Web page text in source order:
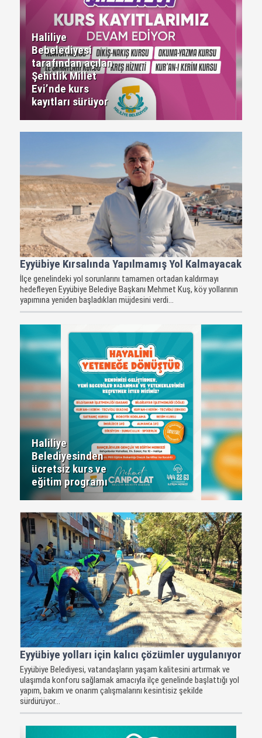
Haliliye
Bebelediyesi
tarafından açılan
Şehitlik Millet
Evi’nde kurs
kayıtları sürüyor
Eyyübiye Kırsalında Yapılmamış Yol Kalmayacak
İlçe genelindeki yol sorunlarını tamamen ortadan kaldırmayı
hedefleyen Eyyübiye Belediye Başkanı Mehmet Kuş, köy yollarının
yapımına yeniden başladıkları müjdesini verdi...
Haliliye
Belediyesinden
ücretsiz kurs ve
eğitim programı
Eyyübiye yolları için kalıcı çözümler uygulanıyor
Eyyübiye Belediyesi, vatandaşların yaşam kalitesini artırmak ve
ulaşımda konforu sağlamak amacıyla ilçe genelinde başlattığı yol
yapım, bakım ve onarım çalışmalarını kesintisiz şekilde
sürdürüyor...